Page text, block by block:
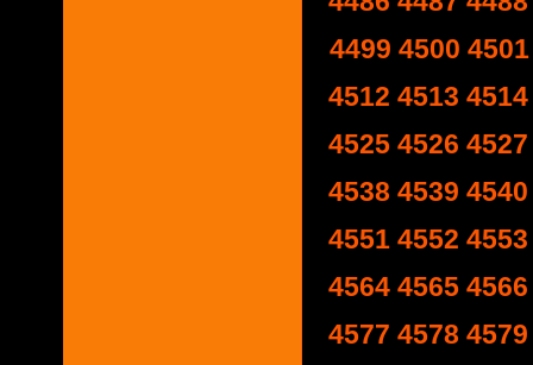
4499 4500 4501
4512 4513 4514
4525 4526 4527
4538 4539 4540
4551 4552 4553
4564 4565 4566
4577 4578 4579